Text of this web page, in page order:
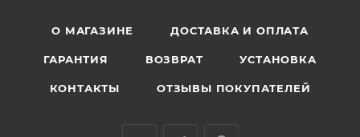
О МАГАЗИНЕ ДОСТАВКА И ОПЛАТА
ГАРАНТИЯ ВОЗВРАТ УСТАНОВКА
КОНТАКТЫ ОТЗЫВЫ ПОКУПАТЕЛЕЙ